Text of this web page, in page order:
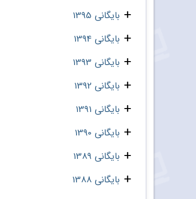
بایگانی 1395
بایگانی 1394
بایگانی 1393
بایگانی 1392
بایگانی 1391
بایگانی 1390
بایگانی 1389
بایگانی 1388